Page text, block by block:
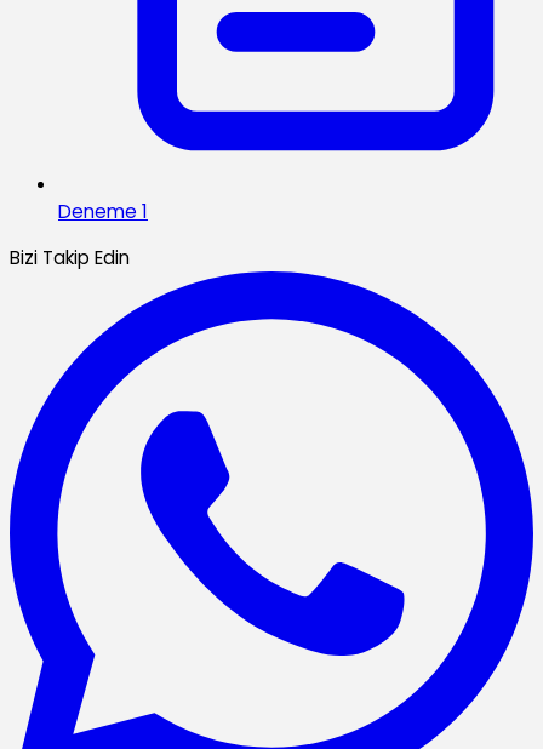
Deneme 1
Bizi Takip Edin